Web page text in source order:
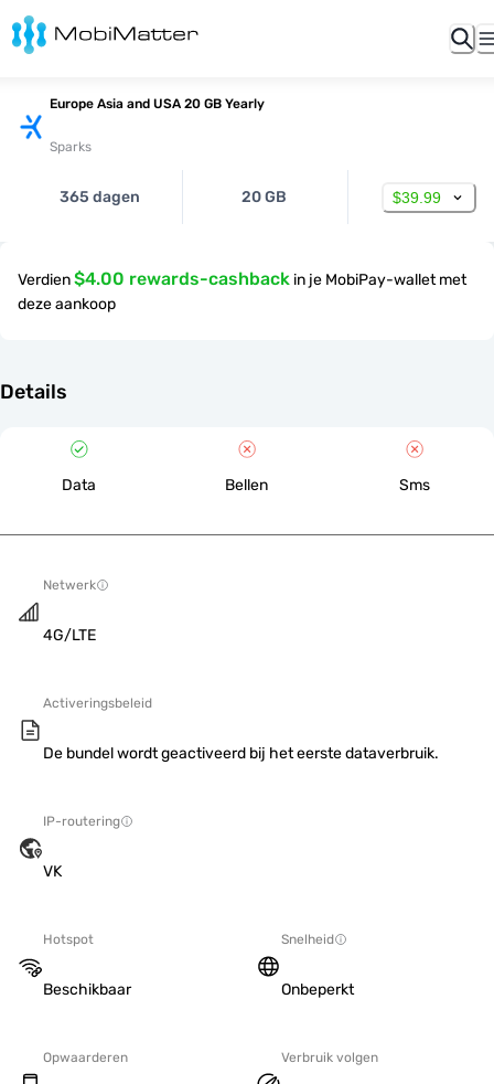
Europe Asia and USA 20 GB Yearly
Sparks
365 dagen 20 GB $39.99
Verdien$4.00 rewards-cashback in je MobiPay-wallet met
deze aankoop
Details
Data Bellen Sms
Netwerk
4G/LTE
Activeringsbeleid
De bundel wordt geactiveerd bij het eerste dataverbruik.
IP-routering
VK
Hotspot
Beschikbaar
Snelheid
Onbeperkt
Opwaarderen Verbruik volgen